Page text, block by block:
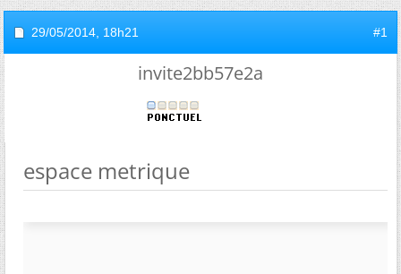
29/05/2014, 18h21 #1
invite2bb57e2a
espace metrique